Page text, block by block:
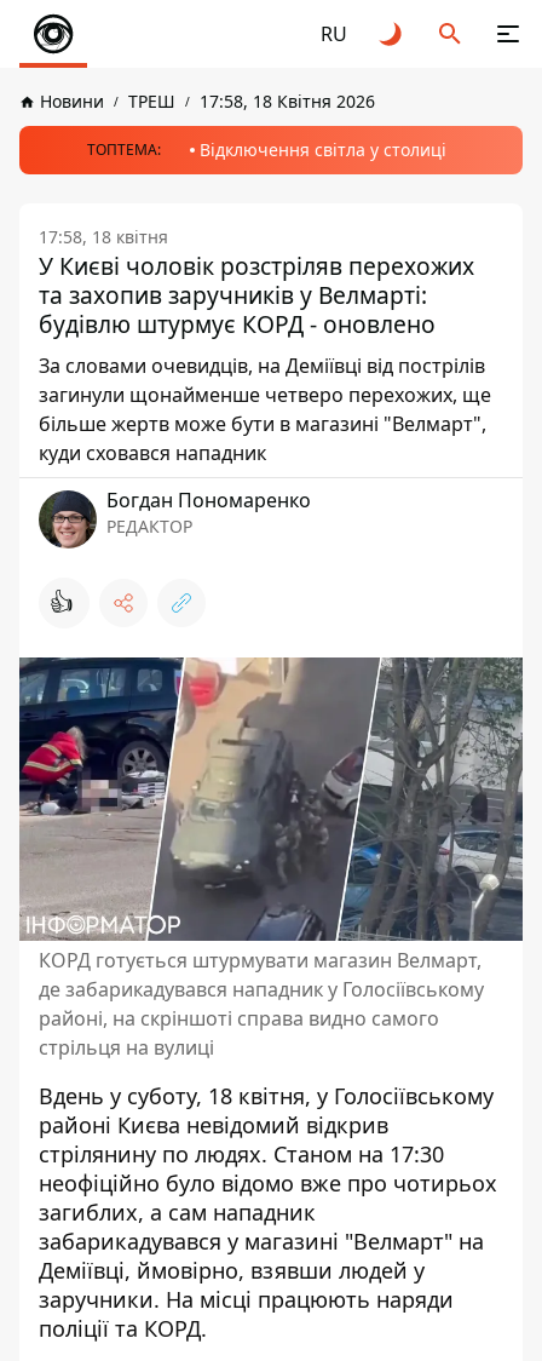
RU
Новини ТРЕШ 17:58, 18 Квітня 2026
ТОПТЕМА: Відключення світла у столиці
17:58, 18 квітня
У Києві чоловік розстріляв перехожих
та захопив заручників у Велмарті:
будівлю штурмує КОРД - оновлено
За словами очевидців, на Деміївці від пострілів
загинули щонайменше четверо перехожих, ще
більше жертв може бути в магазині "Велмарт",
куди сховався нападник
Богдан Пономаренко
РЕДАКТОР
👍
КОРД готується штурмувати магазин Велмарт,
де забарикадувався нападник у Голосіївському
районі, на скріншоті справа видно самого
стрільця на вулиці
Вдень у суботу, 18 квітня, у Голосіївському
районі Києва невідомий відкрив
стрілянину по людях. Станом на 17:30
неофіційно було відомо вже про чотирьох
загиблих, а сам нападник
забарикадувався у магазині "Велмарт" на
Деміївці, ймовірно, взявши людей у
заручники. На місці працюють наряди
поліції та КОРД.